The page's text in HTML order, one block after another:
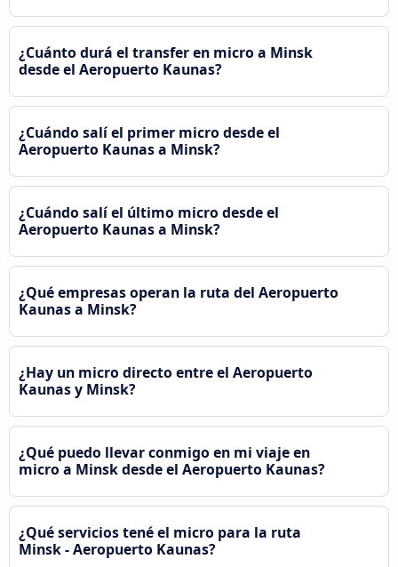
¿Cuánto durá el transfer en micro a Minsk
desde el Aeropuerto Kaunas?
¿Cuándo salí el primer micro desde el
Aeropuerto Kaunas a Minsk?
¿Cuándo salí el último micro desde el
Aeropuerto Kaunas a Minsk?
¿Qué empresas operan la ruta del Aeropuerto
Kaunas a Minsk?
¿Hay un micro directo entre el Aeropuerto
Kaunas y Minsk?
¿Qué puedo llevar conmigo en mi viaje en
micro a Minsk desde el Aeropuerto Kaunas?
¿Qué servicios tené el micro para la ruta
Minsk - Aeropuerto Kaunas?